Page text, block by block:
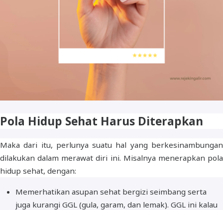
Pola Hidup Sehat Harus Diterapkan
Maka dari itu, perlunya suatu hal yang berkesinambungan
dilakukan dalam merawat diri ini. Misalnya menerapkan pola
hidup sehat, dengan:
Memerhatikan asupan sehat bergizi seimbang serta
juga kurangi GGL (gula, garam, dan lemak). GGL ini kalau